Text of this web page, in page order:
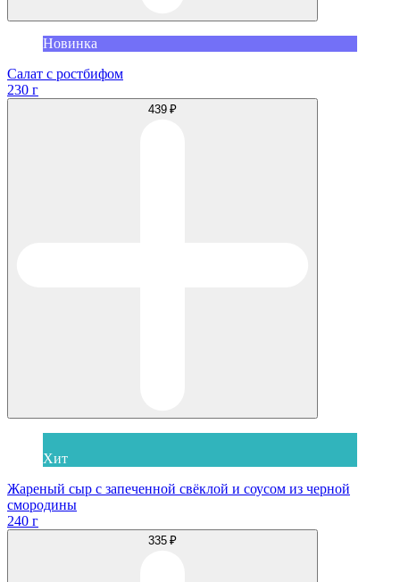
Новинка
Салат с ростбифом
230 г
439 ₽
Хит
Жареный сыр с запеченной свёклой и соусом из черной
смородины
240 г
335 ₽